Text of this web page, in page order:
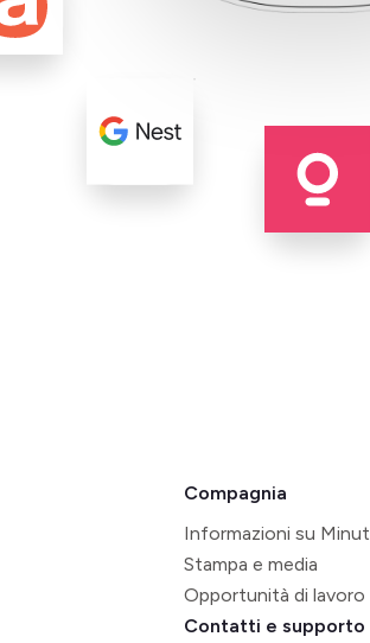
Compagnia
Informazioni su Minut
Stampa e media
Opportunità di lavoro
Contatti e supporto